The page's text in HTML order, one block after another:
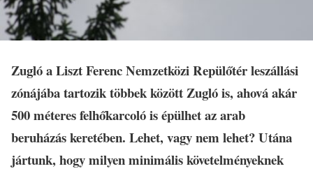
Zugló a Liszt Ferenc Nemzetközi Repülőtér leszállási
zónájába tartozik többek között Zugló is, ahová akár
500 méteres felhőkarcoló is épülhet az arab
beruházás keretében. Lehet, vagy nem lehet? Utána
jártunk, hogy milyen minimális követelményeknek